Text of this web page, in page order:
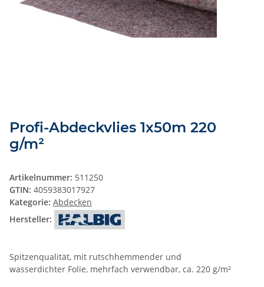
Profi-Abdeckvlies 1x50m 220
g/m²
Artikelnummer: 511250
GTIN: 4059383017927
Kategorie: Abdecken
Hersteller:
Spitzenqualität, mit rutschhemmender und
wasserdichter Folie, mehrfach verwendbar, ca. 220 g/m²